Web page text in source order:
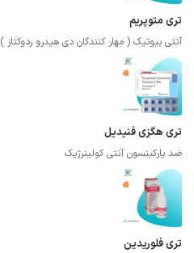
تری متوپریم
آنتی بیوتیک ( مهار کنندگان دی هیدرو ردوکتاز )
تری هگزی فنیدیل
ضد پارکینسون آنتی کولینرژیک
تری فلوریدین